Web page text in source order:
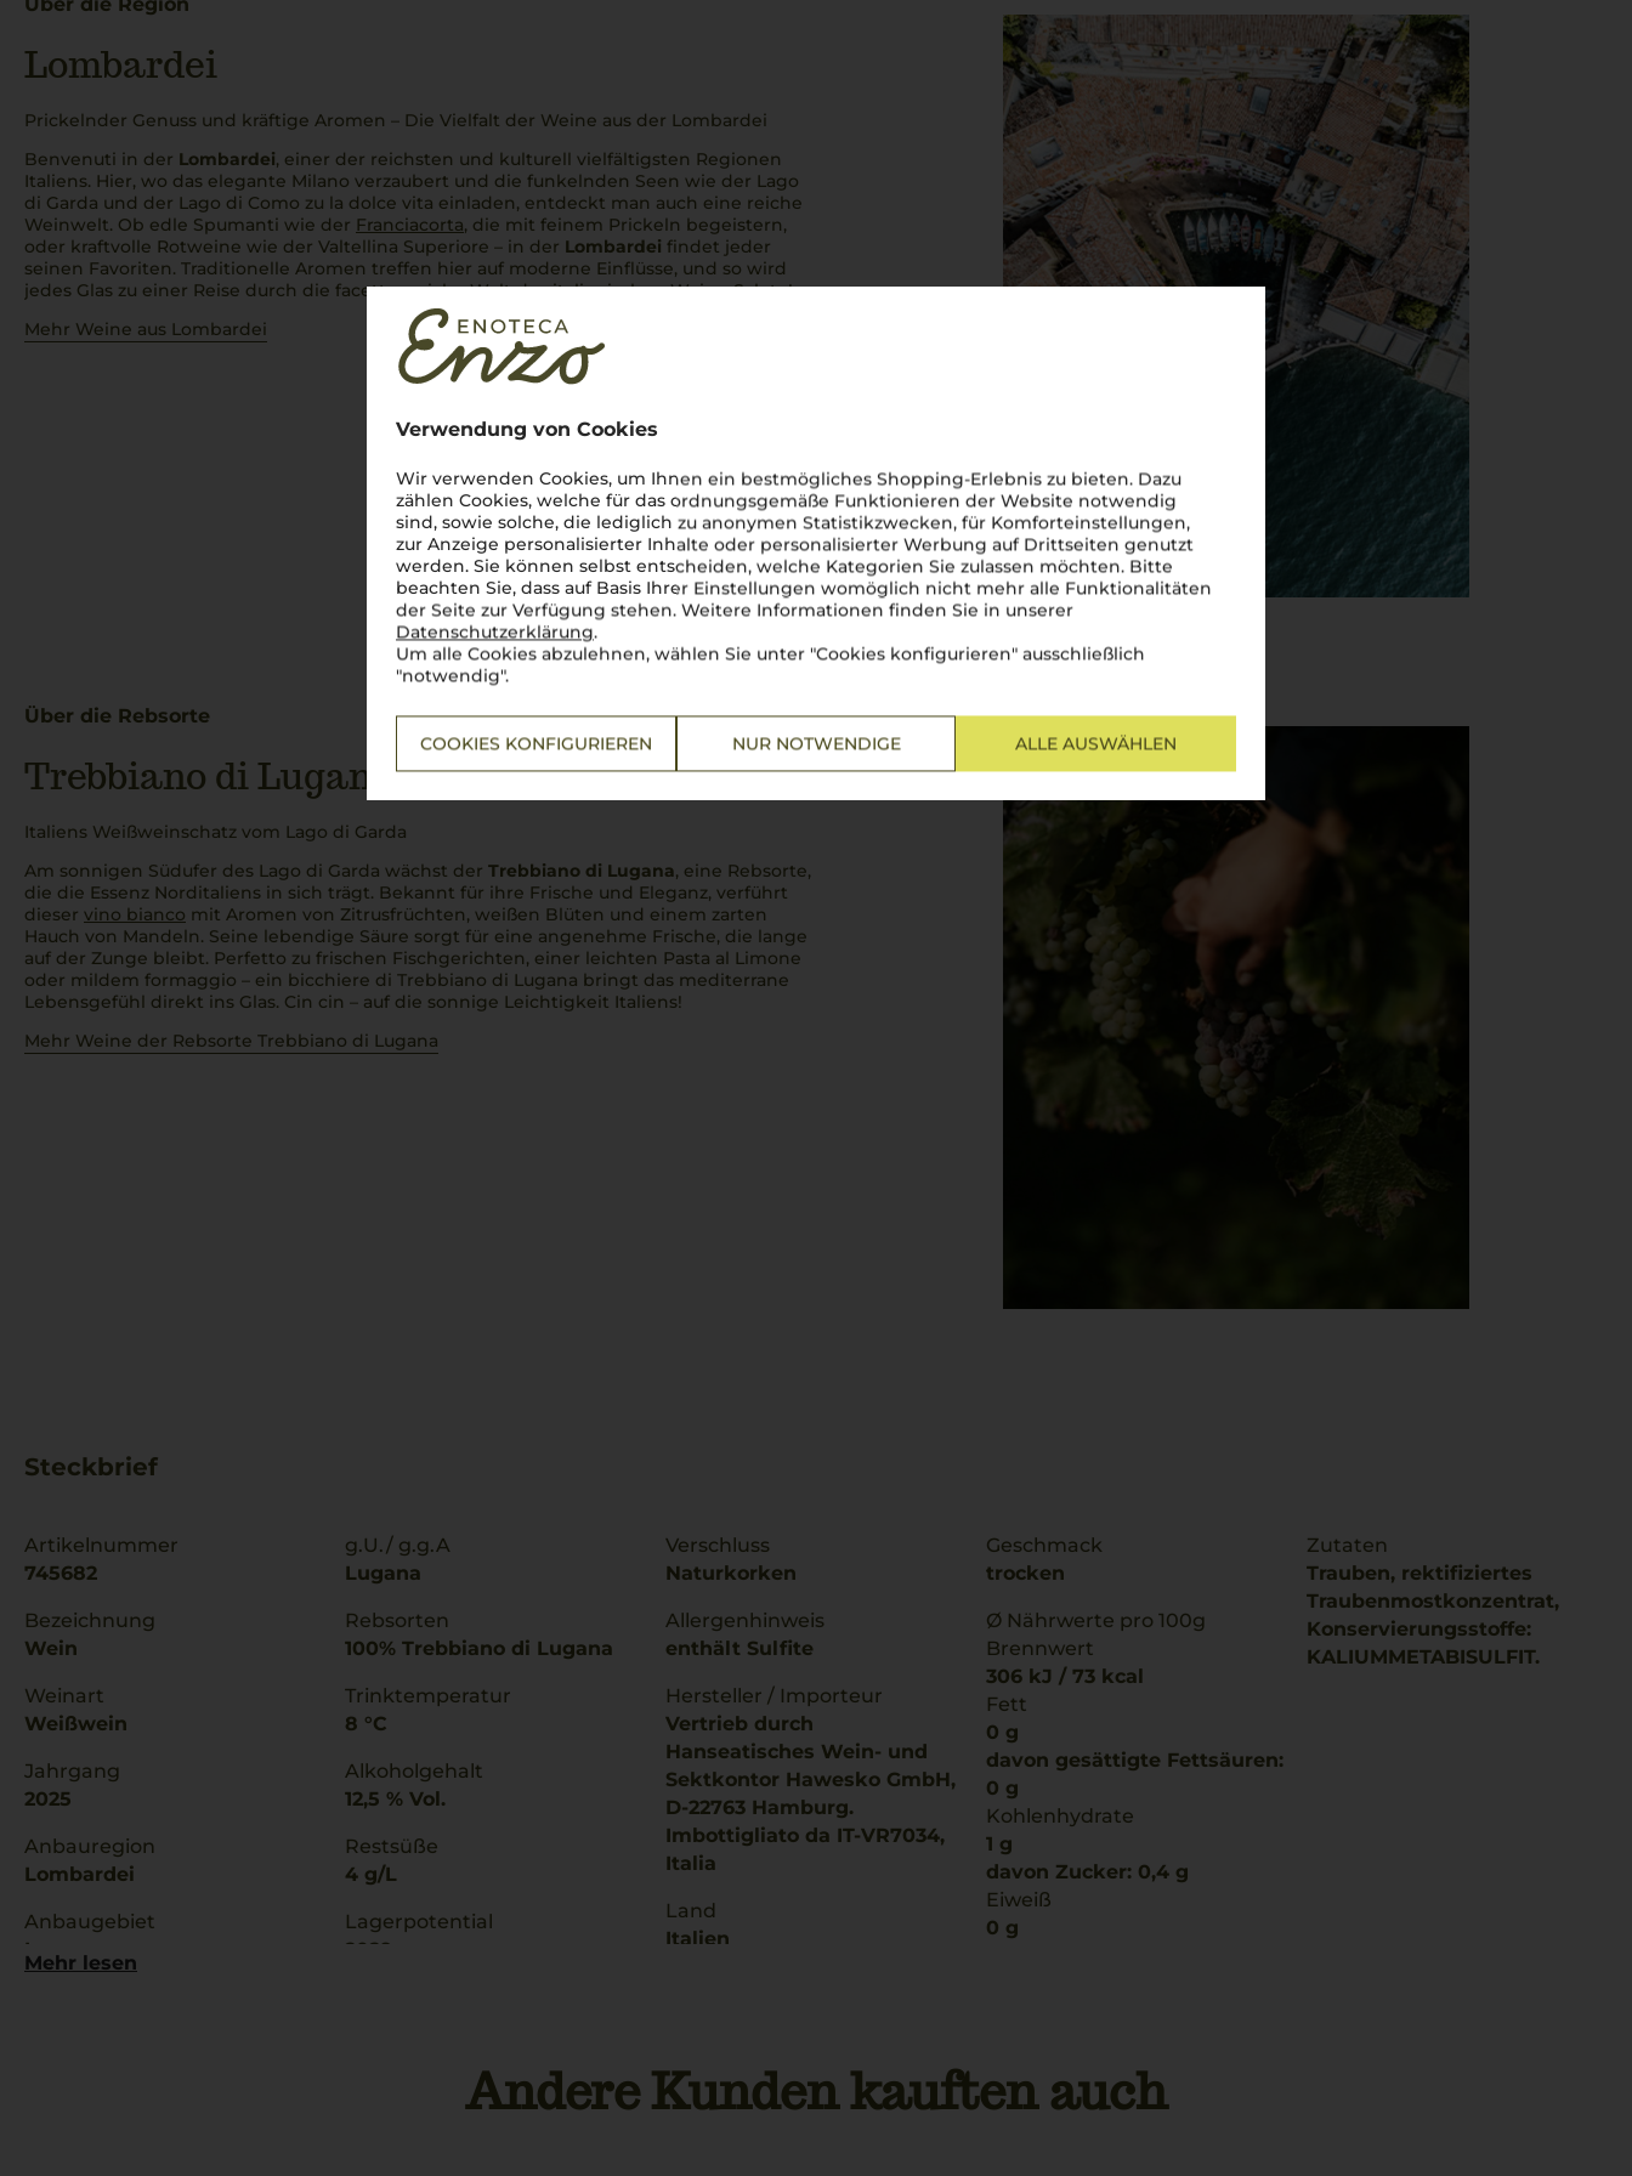
Verwendung von Cookies
Wir verwenden Cookies, um Ihnen ein bestmögliches Shopping-Erlebnis zu bieten. Dazu
zählen Cookies, welche für das ordnungsgemäße Funktionieren der Website notwendig
sind, sowie solche, die lediglich zu anonymen Statistikzwecken, für Komforteinstellungen,
zur Anzeige personalisierter Inhalte oder personalisierter Werbung auf Drittseiten genutzt
werden. Sie können selbst entscheiden, welche Kategorien Sie zulassen möchten. Bitte
beachten Sie, dass auf Basis Ihrer Einstellungen womöglich nicht mehr alle Funktionalitäten
der Seite zur Verfügung stehen. Weitere Informationen finden Sie in unserer
Datenschutzerklärung.
Um alle Cookies abzulehnen, wählen Sie unter "Cookies konfigurieren" ausschließlich
"notwendig".
COOKIES KONFIGURIEREN NUR NOTWENDIGE ALLE AUSWÄHLEN
Lombardei
Prickelnder Genuss und kräftige Aromen – Die Vielfalt der Weine aus der Lombardei
Benvenuti in der Lombardei, einer der reichsten und kulturell vielfältigsten Regionen
Italiens. Hier, wo das elegante Milano verzaubert und die funkelnden Seen wie der Lago
di Garda und der Lago di Como zu la dolce vita einladen, entdeckt man auch eine reiche
Weinwelt. Ob edle Spumanti wie der Franciacorta, die mit feinem Prickeln begeistern,
oder kraftvolle Rotweine wie der Valtellina Superiore – in der Lombardei findet jeder
seinen Favoriten. Traditionelle Aromen treffen hier auf moderne Einflüsse, und so wird
jedes Glas zu einer Reise durch die facettenreiche Welt des italienischen Weins.Salute!
Mehr Weine aus Lombardei
Über die Rebsorte
Trebbiano di Lugana
Italiens Weißweinschatz vom Lago di Garda
Am sonnigen Südufer des Lago di Garda wächst der Trebbiano di Lugana, eine Rebsorte,
die die Essenz Norditaliens in sich trägt. Bekannt für ihre Frische und Eleganz, verführt
dieser vino bianco mit Aromen von Zitrusfrüchten, weißen Blüten und einem zarten
Hauch von Mandeln. Seine lebendige Säure sorgt für eine angenehme Frische, die lange
auf der Zunge bleibt. Perfetto zu frischen Fischgerichten, einer leichten Pasta al Limone
oder mildem formaggio – ein bicchiere di Trebbiano di Lugana bringt das mediterrane
Lebensgefühl direkt ins Glas. Cin cin – auf die sonnige Leichtigkeit Italiens!
Mehr Weine der Rebsorte Trebbiano di Lugana
Steckbrief
Artikelnummer
745682
Bezeichnung
Wein
Weinart
Weißwein
Jahrgang
2025
Anbauregion
Lombardei
Anbaugebiet
Lugana
g.U./ g.g.A
Lugana
Rebsorten
100% Trebbiano di Lugana
Trinktemperatur
8 °C
Alkoholgehalt
12,5 % Vol.
Restsüße
4 g/L
Lagerpotential
2029
Verschluss
Naturkorken
Allergenhinweis
enthält Sulfite
Hersteller / Importeur
Vertrieb durch
Hanseatisches Wein- und
Sektkontor Hawesko GmbH,
D-22763 Hamburg.
Imbottigliato da IT-VR7034,
Italia
Land
Italien
Geschmack
trocken
Ø Nährwerte pro 100g
Brennwert
306 kJ / 73 kcal
Fett
0 g
davon gesättigte Fettsäuren:
0 g
Kohlenhydrate
1 g
davon Zucker: 0,4 g
Eiweiß
0 g
Zutaten
Trauben, rektifiziertes
Traubenmostkonzentrat,
Konservierungsstoffe:
KALIUMMETABISULFIT.
Mehr lesen
Andere Kunden kauften auch